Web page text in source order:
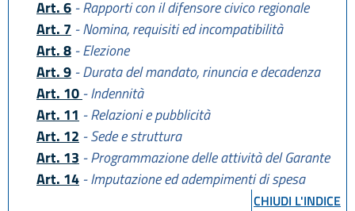
Art. 6 - Rapporti con il difensore civico regionale
Art. 7 - Nomina, requisiti ed incompatibilità
Art. 8 - Elezione
Art. 9 - Durata del mandato, rinuncia e decadenza
Art. 10 - Indennità
Art. 11 - Relazioni e pubblicità
Art. 12 - Sede e struttura
Art. 13 - Programmazione delle attività del Garante
Art. 14 - Imputazione ed adempimenti di spesa
CHIUDI L'INDICE